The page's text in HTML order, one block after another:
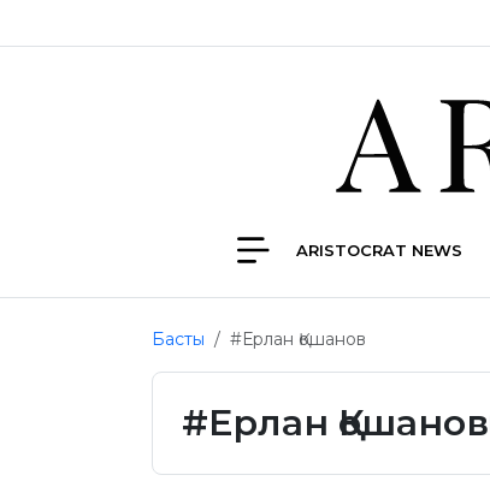
ARISTOCRAT NEWS
Басты #Ерлан Қошанов
#Ерлан Қошанов